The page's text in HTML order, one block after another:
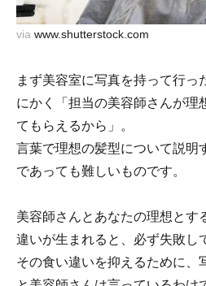
via www.shutterstock.com
まず美容室に写真を持って行っ
にかく「担当の美容師さんが理
てもらえるから」。
言葉で理想の髪型について説明
であっても難しいものです。
美容師さんとあなたの理想とす
違いが生まれると、必ず失敗し
その食い違いを抑えるために、